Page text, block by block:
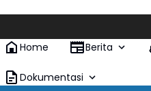
Home
Berita
Dokumentasi